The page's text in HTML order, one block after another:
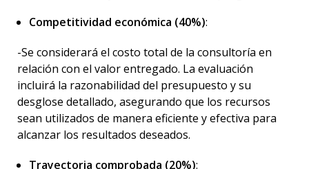
Competitividad económica (40%):
-Se considerará el costo total de la consultoría en
relación con el valor entregado. La evaluación
incluirá la razonabilidad del presupuesto y su
desglose detallado, asegurando que los recursos
sean utilizados de manera eficiente y efectiva para
alcanzar los resultados deseados.
Trayectoria comprobada (20%):